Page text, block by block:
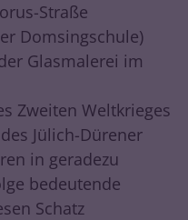
Straße
Domsingschule)
Glasmalerei im
Zweiten Weltkrieges
Jülich-Dürener
in geradezu
bedeutende
Schatz